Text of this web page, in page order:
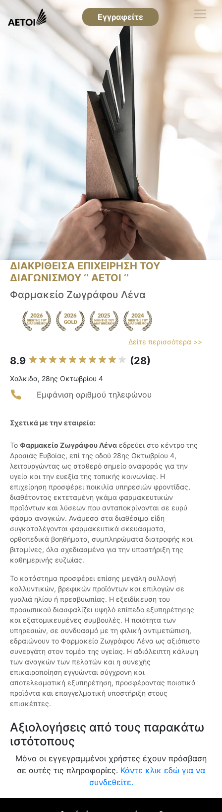
Εγγραφείτε
ΔΙΑΚΡΙΘΕΙΣΑ ΕΠΙΧΕΙΡΗΣΗ ΤΟΥ
ΔΙΑΓΩΝΙΣΜΟΥ ‘’ ΑΕΤΟΙ ‘’
Φαρμακείο Ζωγράφου Λένα
Δείτε περισσότερα >>
8.9 (28)
Χαλκιδα, 28ης Οκτωβρίου 4
Εμφάνιση αριθμού τηλεφώνου
Σχετικά με την εταιρεία:
Το Φαρμακείο Ζωγράφου Λένα εδρεύει στο κέντρο της
Δροσιάς Ευβοίας, επί της οδού 28ης Οκτωβρίου 4,
λειτουργώντας ως σταθερό σημείο αναφοράς για την
υγεία και την ευεξία της τοπικής κοινωνίας. Η
επιχείρηση προσφέρει ποικιλία υπηρεσιών φροντίδας,
διαθέτοντας εκτεταμένη γκάμα φαρμακευτικών
προϊόντων και λύσεων που ανταποκρίνονται σε ευρύ
φάσμα αναγκών. Ανάμεσα στα διαθέσιμα είδη
συγκαταλέγονται φαρμακευτικά σκευάσματα,
ορθοπεδικά βοηθήματα, συμπληρώματα διατροφής και
βιταμίνες, όλα σχεδιασμένα για την υποστήριξη της
καθημερινής ευζωίας.
Το κατάστημα προσφέρει επίσης μεγάλη συλλογή
καλλυντικών, βρεφικών προϊόντων και επιλογών σε
γυαλιά ηλίου ή πρεσβυωπίας. Η εξειδίκευση του
προσωπικού διασφαλίζει υψηλό επίπεδο εξυπηρέτησης
και εξατομικευμένες συμβουλές. Η ποιότητα των
υπηρεσιών, σε συνδυασμό με τη φιλική αντιμετώπιση,
εδραιώνουν το Φαρμακείο Ζωγράφου Λένα ως αξιόπιστο
συνεργάτη στον τομέα της υγείας. Η αδιάλειπτη κάλυψη
των αναγκών των πελατών και η συνεχής
επικαιροποίηση εγγυώνται σύγχρονη και
αποτελεσματική εξυπηρέτηση, προσφέροντας ποιοτικά
προϊόντα και επαγγελματική υποστήριξη στους
επισκέπτες.
Αξιολογήσεις από τους παρακάτω
ιστότοπους
Μόνο οι εγγεγραμμένοι χρήστες έχουν πρόσβαση
σε αυτές τις πληροφορίες. Κάντε κλικ εδώ για να
συνδεθείτε.